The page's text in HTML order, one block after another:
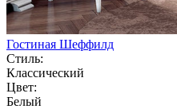
Гостиная Шеффилд
Стиль:
Классический
Цвет:
Белый